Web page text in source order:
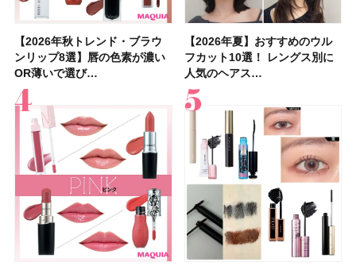
【2026年秋トレンド・ブラウ
ンリップ8選】唇の色素が濃い
OR薄いで選び…
【2026年夏】おすすめのウル
フカット10選！ レングス別に
人気のヘアス…
【石井美保さん】おすすめの
「ブライトニング」11選！ ス
キンケアからサプ…
【上田竜也さんのマイベストコ
スメ５選】大人になって開眼し
たからこそ愛が深…
【2026年秋トレンド・ブラウ
ンリップ8選】唇の色素が濃い
OR薄いで選び…
【2026年新作】大人の「ピン
クリップ」おすすめ8選！ 唇の
色別にプロが…
【2026年】ボディ用日焼け止
めUVのおすすめ20選！ この夏
注目の人気…
【クリスマスコフレ2026】
HACCIのホリデーギフトが豪華
すぎると話題…
【簡単・夏バテ防止レシピ12
選】食欲がない日にもおすす
め！ さっぱりご飯…
【美容系・伊能忠敬界隈】上西
星来さんは5年間1日1万歩を継
続！ 歩くとき…
【2026年夏】おすすめのウル
フカット10選！ レングス別に
人気のヘアス…
【2026年夏】おすすめの髪型
36選！ショート・ボブ・ミディ
アム・ロング…
【鈴木えみさんの愛用品30選】
コスメ・スキンケア・ヘアケア
etc.お気に…
【橋本環奈さんの美容Q&A】
顔用コスメで全身ケア！「お尻
や脚も喜んでくれ…
【セザンヌ】8/7新色追加！
「ウォータリーティントリップ
」10モモピュ…
【スック2026新作】秋コレク
ションを全品スウォッチ&イエ
ベブルベ分け！